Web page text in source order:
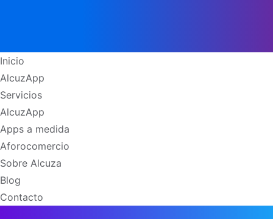
Inicio
AlcuzApp
Servicios
AlcuzApp
Apps a medida
Aforocomercio
Sobre Alcuza
Blog
Contacto